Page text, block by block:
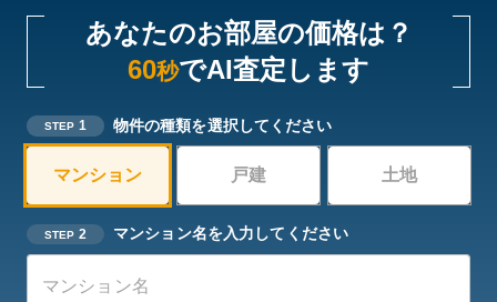
あなたのお部屋の価格は？
60秒でAI査定します
STEP 1 物件の種類を選択してください
マンション 戸建 土地
STEP 2 マンション名を入力してください